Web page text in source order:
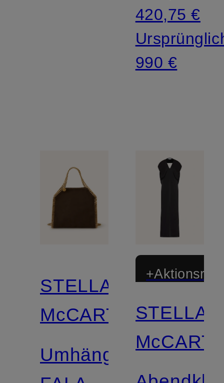
420,75 €
990 €
STELLA
McCARTNEY
Umhängetasche
STELLA